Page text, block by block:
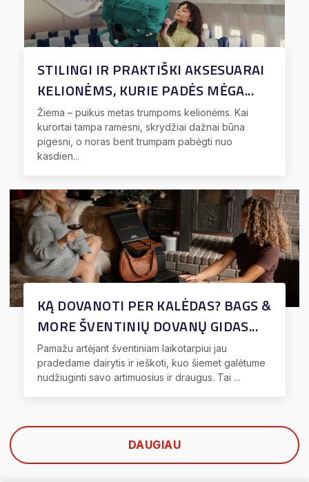
STILINGI IR PRAKTIŠKI AKSESUARAI
KELIONĖMS, KURIE PADĖS MĖGA...
Žiema – puikus metas trumpoms kelionėms. Kai
kurortai tampa ramesni, skrydžiai dažnai būna
pigesni, o noras bent trumpam pabėgti nuo
kasdien...
KĄ DOVANOTI PER KALĖDAS? BAGS &
MORE ŠVENTINIŲ DOVANŲ GIDAS...
Pamažu artėjant šventiniam laikotarpiui jau
pradedame dairytis ir ieškoti, kuo šiemet galėtume
nudžiuginti savo artimuosius ir draugus. Tai ...
DAUGIAU